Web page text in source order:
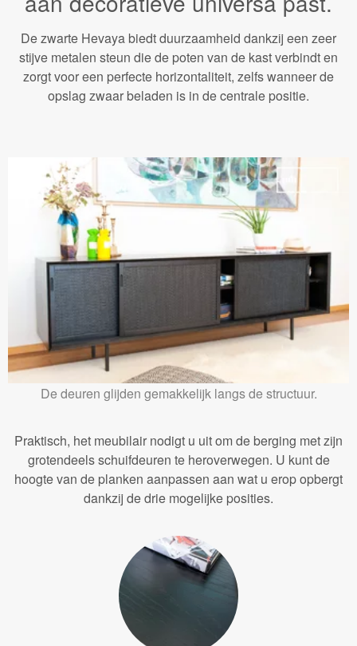
De zwarte Hevaya biedt duurzaamheid dankzij een zeer
stijve metalen steun die de poten van de kast verbindt en
zorgt voor een perfecte horizontaliteit, zelfs wanneer de
opslag zwaar beladen is in de centrale positie.
De deuren glijden gemakkelijk langs de structuur.
Praktisch, het meubilair nodigt u uit om de berging met zijn
grotendeels schuifdeuren te heroverwegen. U kunt de
hoogte van de planken aanpassen aan wat u erop opbergt
dankzij de drie mogelijke posities.